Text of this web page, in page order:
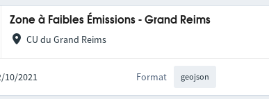
Zone à Faibles Émissions - Grand Reims
CU du Grand Reims
10/2021 Format geojson